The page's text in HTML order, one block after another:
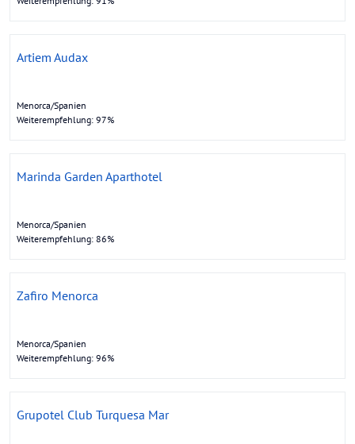
Artiem Audax
Menorca/Spanien
Weiterempfehlung: 97%
Marinda Garden Aparthotel
Menorca/Spanien
Weiterempfehlung: 86%
Zafiro Menorca
Menorca/Spanien
Weiterempfehlung: 96%
Grupotel Club Turquesa Mar